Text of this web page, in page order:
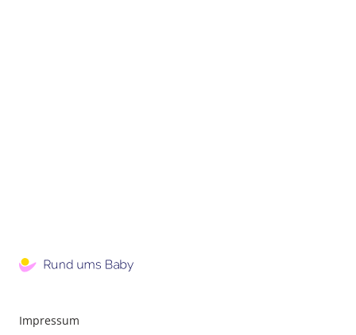
Impressum